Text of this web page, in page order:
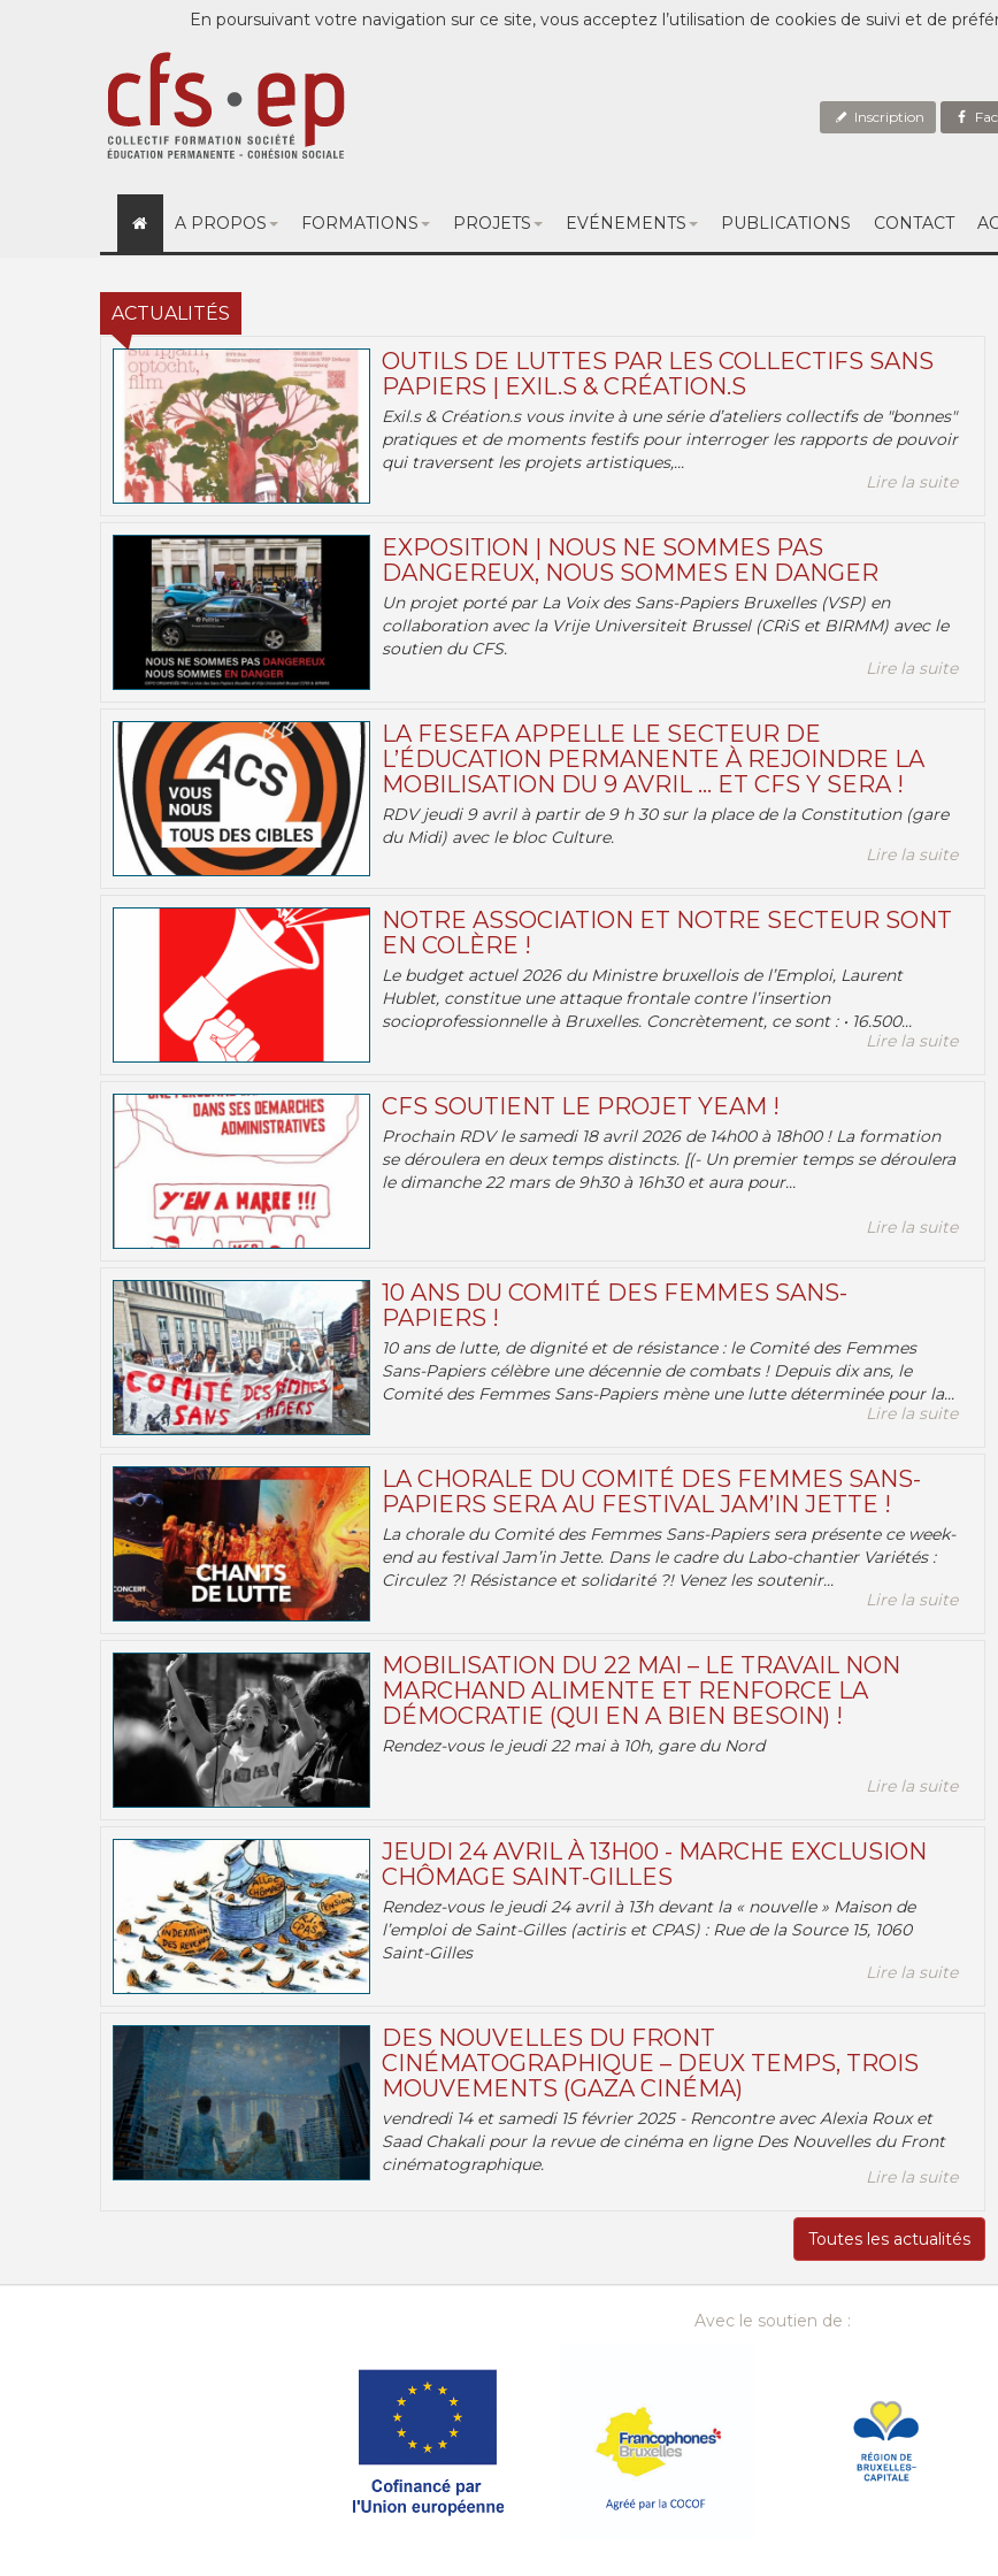
En poursuivant votre navigation sur ce site, vous acceptez l’utilisation de cookies de suivi et de
Inscription
A PROPOS FORMATIONS PROJETS EVÉNEMENTS PUBLICATIONS CONTACT
ACTUALITÉS
OUTILS DE LUTTES PAR LES COLLECTIFS SANS
PAPIERS | EXIL.S & CRÉATION.S
Exil.s & Création.s vous invite à une série d’ateliers collectifs de "bonnes"
pratiques et de moments festifs pour interroger les rapports de pouvoir
qui traversent les projets artistiques,...
Lire la suite
EXPOSITION | NOUS NE SOMMES PAS
DANGEREUX, NOUS SOMMES EN DANGER
Un projet porté par La Voix des Sans-Papiers Bruxelles (VSP) en
collaboration avec la Vrije Universiteit Brussel (CRiS et BIRMM) avec le
soutien du CFS.
Lire la suite
LA FESEFA APPELLE LE SECTEUR DE
L’ÉDUCATION PERMANENTE À REJOINDRE LA
MOBILISATION DU 9 AVRIL … ET CFS Y SERA !
RDV jeudi 9 avril à partir de 9 h 30 sur la place de la Constitution (gare
du Midi) avec le bloc Culture.
Lire la suite
NOTRE ASSOCIATION ET NOTRE SECTEUR SONT
EN COLÈRE !
Le budget actuel 2026 du Ministre bruxellois de l’Emploi, Laurent
Hublet, constitue une attaque frontale contre l’insertion
socioprofessionnelle à Bruxelles. Concrètement, ce sont : • 16.500...
Lire la suite
CFS SOUTIENT LE PROJET YEAM !
Prochain RDV le samedi 18 avril 2026 de 14h00 à 18h00 ! La formation
se déroulera en deux temps distincts. [(- Un premier temps se déroulera
le dimanche 22 mars de 9h30 à 16h30 et aura pour...
Lire la suite
10 ANS DU COMITÉ DES FEMMES SANS-
PAPIERS !
10 ans de lutte, de dignité et de résistance : le Comité des Femmes
Sans-Papiers célèbre une décennie de combats ! Depuis dix ans, le
Comité des Femmes Sans-Papiers mène une lutte déterminée pour la...
Lire la suite
LA CHORALE DU COMITÉ DES FEMMES SANS-
PAPIERS SERA AU FESTIVAL JAM’IN JETTE !
La chorale du Comité des Femmes Sans-Papiers sera présente ce week-
end au festival Jam’in Jette. Dans le cadre du Labo-chantier Variétés :
Circulez ?! Résistance et solidarité ?! Venez les soutenir...
Lire la suite
MOBILISATION DU 22 MAI – LE TRAVAIL NON
MARCHAND ALIMENTE ET RENFORCE LA
DÉMOCRATIE (QUI EN A BIEN BESOIN) !
Rendez-vous le jeudi 22 mai à 10h, gare du Nord
Lire la suite
JEUDI 24 AVRIL À 13H00 - MARCHE EXCLUSION
CHÔMAGE SAINT-GILLES
Rendez-vous le jeudi 24 avril à 13h devant la « nouvelle » Maison de
l’emploi de Saint-Gilles (actiris et CPAS) : Rue de la Source 15, 1060
Saint-Gilles
Lire la suite
DES NOUVELLES DU FRONT
CINÉMATOGRAPHIQUE – DEUX TEMPS, TROIS
MOUVEMENTS (GAZA CINÉMA)
vendredi 14 et samedi 15 février 2025 - Rencontre avec Alexia Roux et
Saad Chakali pour la revue de cinéma en ligne Des Nouvelles du Front
cinématographique.
Lire la suite
Toutes les actualités
Avec le soutien de :